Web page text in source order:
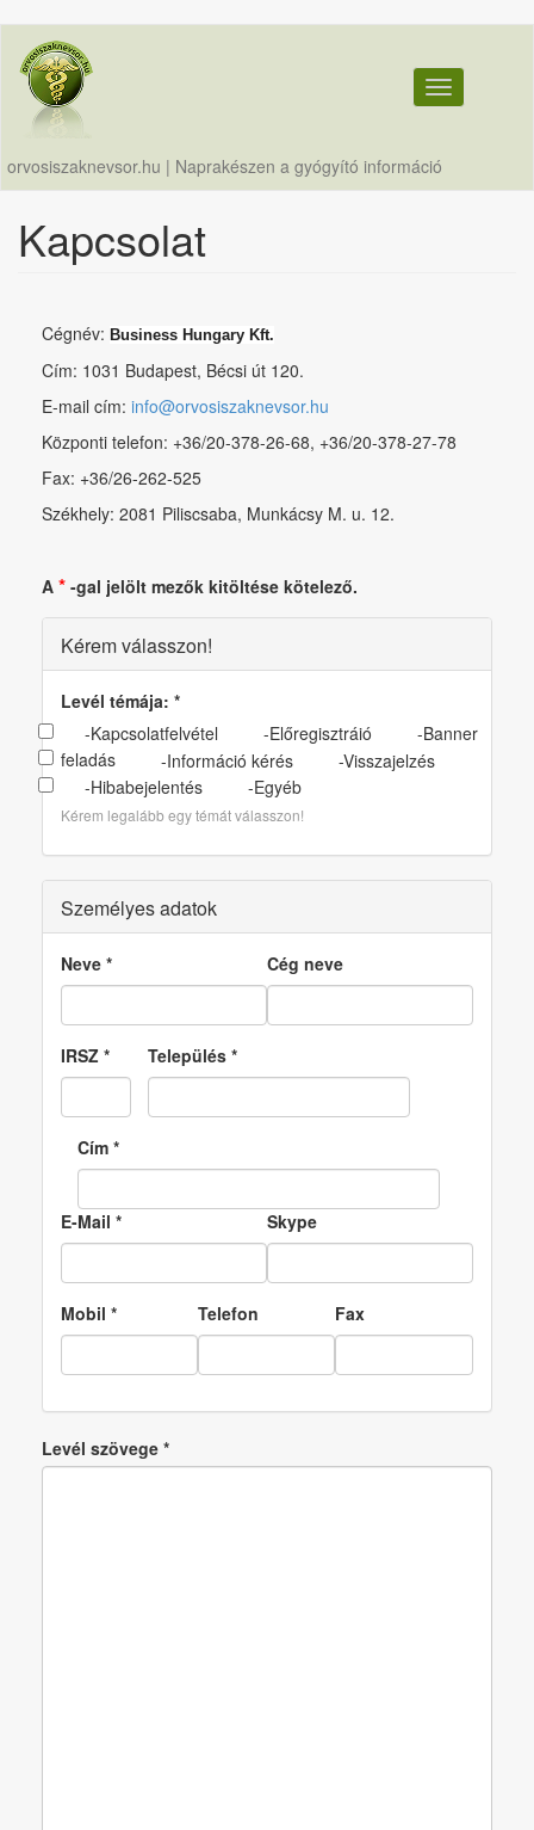
tartalomra
orvosiszaknevsor.hu | Naprakészen a gyógyító információ
Toggle
Kapcsolat
Cégnév: Business Hungary Kft.
Cím: 1031 Budapest, Bécsi út 120.
E-mail cím: info@orvosiszaknevsor.hu
Központi telefon: +36/20-378-26-68, +36/20-378-27-78
Fax: +36/26-262-525
Székhely: 2081 Piliscsaba, Munkácsy M. u. 12.
A * -gal jelölt mezők kitöltése kötelező.
Kérem válasszon!
Levél témája: *
-Kapcsolatfelvétel
-Előregisztráió
-Banner
feladás
-Információ kérés
-Visszajelzés
-Hibabejelentés
-Egyéb
Kérem legalább egy témát válasszon!
Személyes adatok
Neve * Cég neve
IRSZ * Település *
Cím *
E-Mail * Skype
Mobil * Telefon Fax
Levél szövege *